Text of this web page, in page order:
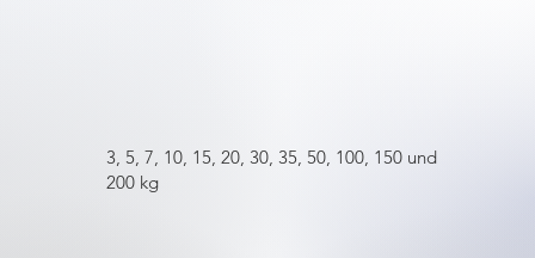
3, 5, 7, 10, 15, 20, 30, 35, 50, 100, 150 und
200 kg